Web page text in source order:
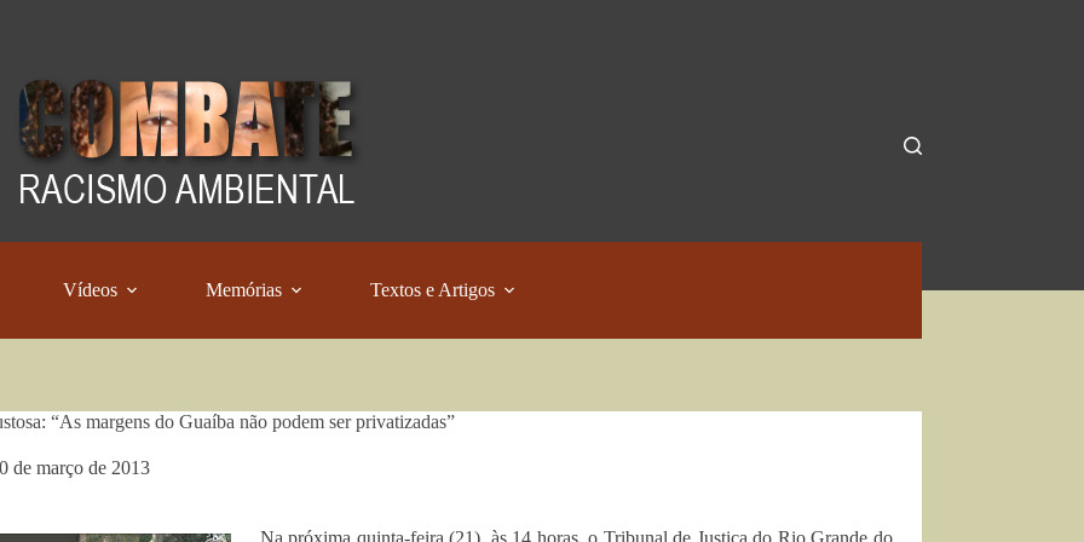
Vídeos Memórias Textos e Artigos
“As margens do Guaíba não podem ser privatizadas”
de março de 2013
Na próxima quinta-feira (21), às 14 horas, o Tribunal de Justiça do Rio Grande do